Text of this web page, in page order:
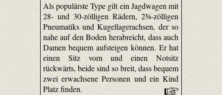
Als populärste Type gilt ein Jagdwagen mit
28- und 30-zölligen Rädern, 2¾-zölligen
Pneumatiks und Kugellagerachsen, der so
nahe auf den Boden herabreicht, dass auch
Damen bequem aufsteigen können. Er hat
einen Sitz vorn und einen Notsitz
rückwärts, beide sind so breit, dass bequem
zwei erwachsene Personen und ein Kind
Platz finden.